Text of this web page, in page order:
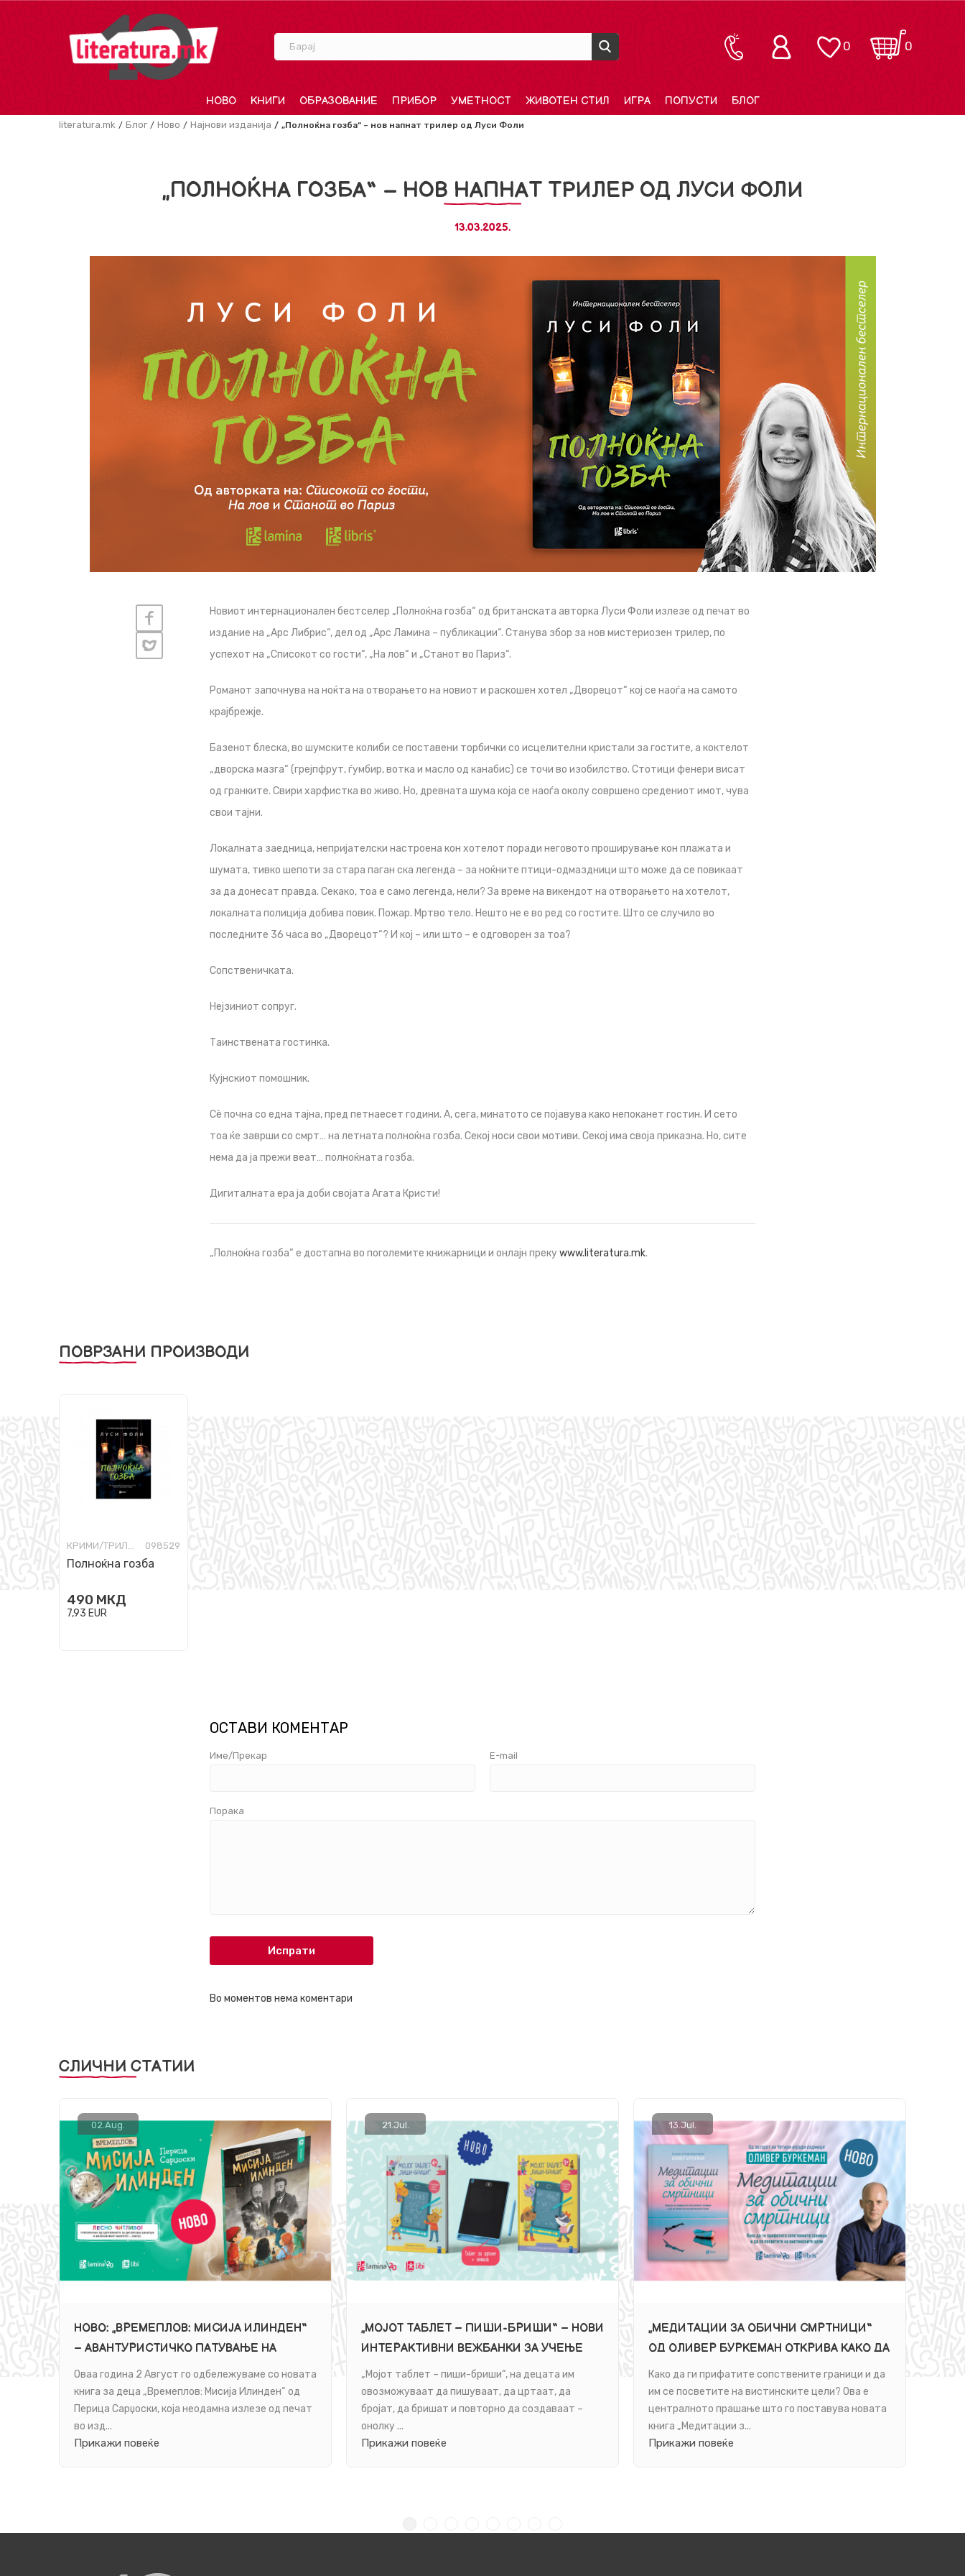
Барај 0
0
НОВО КНИГИ ОБРАЗОВАНИЕ ПРИБОР УМЕТНОСТ ЖИВОТЕН СТИЛ ИГРА ПОПУСТИ БЛОГ
literatura.mk Блог Ново Најнови изданија „Полноќна гозба“ – нов напнат трилер од Луси Фоли
„ПОЛНОЌНА ГОЗБА“ – НОВ НАПНАТ ТРИЛЕР ОД ЛУСИ ФОЛИ
13.03.2025.
Новиот интернационален бестселер „Полноќна гозба“ од британската авторка Луси Фоли излезе од печат во
издание на „Арс Либрис“, дел од „Арс Ламина – публикации“. Станува збор за нов мистериозен трилер, по
успехот на „Списокот со гости“, „На лов“ и „Станот во Париз“.
Романот започнува на ноќта на отворањето на новиот и раскошен хотел „Дворецот“ кој се наоѓа на самото
крајбрежје.
Базенот блеска, во шумските колиби се поставени торбички со исцелителни кристали за гостите, а коктелот
„дворска мазга“ (грејпфрут, ѓумбир, вотка и масло од канабис) се точи во изобилство. Стотици фенери висат
од гранките. Свири харфистка во живо. Но, древната шума која се наоѓа околу совршено средениот имот, чува
свои тајни.
Локалната заедница, непријателски настроена кон хотелот поради неговото проширување кон плажата и
шумата, тивко шепоти за стара паган ска легенда – за ноќните птици-одмаздници што може да се повикаат
за да донесат правда. Секако, тоа е само легенда, нели? За време на викендот на отворањето на хотелот,
локалната полиција добива повик. Пожар. Мртво тело. Нешто не е во ред со гостите. Што се случило во
последните 36 часа во „Дворецот“? И кој – или што – е одговорен за тоа?
Сопственичката.
Нејзиниот сопруг.
Таинствената гостинка.
Кујнскиот помошник.
Сè почна со една тајна, пред петнаесет години. А, сега, минатото се појавува како непоканет гостин. И сето
тоа ќе заврши со смрт… на летната полноќна гозба. Секој носи свои мотиви. Секој има своја приказна. Но, сите
нема да ја прежи веат… полноќната гозба.
Дигиталната ера ја доби својата Агата Кристи!
„Полноќна гозба“ е достапна во поголемите книжарници и онлајн преку www.literatura.mk.
ПОВРЗАНИ ПРОИЗВОДИ
КРИМИ/ТРИЛЕР 098529
Полноќна гозба
490 МКД
7,93 EUR
ОСТАВИ КОМЕНТАР
Име/Прекар E-mail
Порака
Испрати
Во моментов нема коментари
СЛИЧНИ СТАТИИ
02.Aug.
НОВО: „ВРЕМЕПЛОВ: МИСИЈА ИЛИНДЕН“
– АВАНТУРИСТИЧКО ПАТУВАЊЕ НА
МЛАДИТЕ ЧИТАТЕЛИ НИЗ ИСТОРИЈАТА
Оваа година 2 Август го одбележуваме со новата
книга за деца „Времеплов: Мисија Илинден“ од
Перица Сарџоски, која неодамна излезе од печат
во изд...
Прикажи повеќе
21.Jul.
„МОЈОТ ТАБЛЕТ – ПИШИ-БРИШИ“ – НОВИ
ИНТЕРАКТИВНИ ВЕЖБАНКИ ЗА УЧЕЊЕ
НИЗ ИГРА, ЗА ЦРТАЊЕ И ЗА БЕСКОНЕЧНА
ЗАБАВА
„Мојот таблет – пиши-бриши“, на децата им
овозможуваат да пишуваат, да цртаат, да
бројат, да бришат и повторно да создаваат –
онолку ...
Прикажи повеќе
13.Jul.
„МЕДИТАЦИИ ЗА ОБИЧНИ СМРТНИЦИ“
ОД ОЛИВЕР БУРКЕМАН ОТКРИВА КАКО ДА
ИМ СЕ ПОСВЕТИТЕ НА ВИСТИНСКИТЕ
ЦЕЛИ
Како да ги прифатите сопствените граници и да
им се посветите на вистинските цели? Ова е
централното прашање што го поставува новата
книга „Медитации з...
Прикажи повеќе